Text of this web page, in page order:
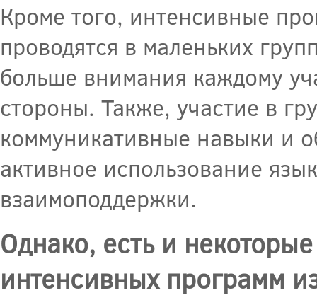
Кроме того, интенсивные
проводятся в маленьких
больше внимания каждому
стороны. Также, участие в
коммуникативные навыки и
активное использование
взаимоподдержки.
Однако, есть и
интенсивных программ